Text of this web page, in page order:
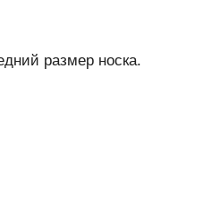
размер носка.